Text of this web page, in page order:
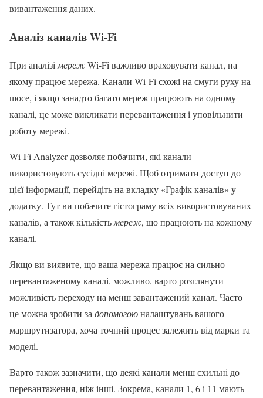
вивантаження даних.
Аналіз каналів Wi-Fi
При аналізімережWi-Fi важливо враховувати канал, на
якому працює мережа. Канали Wi-Fi схожі на смуги руху на
шосе, і якщо занадто багато мереж працюють на одному
каналі, це може викликати перевантаження і уповільнити
роботу мережі.
Wi-Fi Analyzer дозволяє побачити, які канали
використовують сусідні мережі. Щоб отримати доступ до
цієї інформації, перейдіть на вкладку «Графік каналів» у
додатку. Тут ви побачите гістограму всіх використовуваних
каналів, а також кількістьмереж, що працюють на кожному
каналі.
Якщо ви виявите, що ваша мережа працює на сильно
перевантаженому каналі, можливо, варто розглянути
можливість переходу на менш завантажений канал. Часто
це можна зробити задопомогоюналаштувань вашого
маршрутизатора, хоча точний процес залежить від марки та
моделі.
Варто також зазначити, що деякі канали менш схильні до
перевантаження, ніж інші. Зокрема, канали 1, 6 і 11 мають